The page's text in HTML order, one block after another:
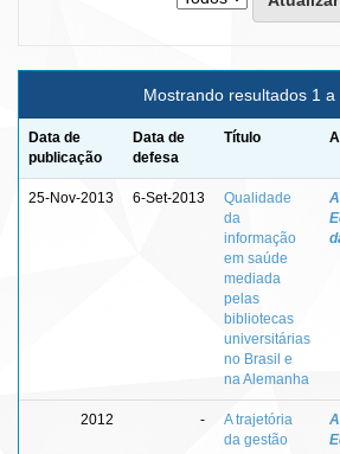
Mostrando resultados 1 a
Data de
publicação
Data de
defesa
Título
25-Nov-2013 6-Set-2013
Qualidade
da
informação
em saúde
mediada
pelas
bibliotecas
universitárias
no Brasil e
na Alemanha
2012 -
A trajetória
da gestão